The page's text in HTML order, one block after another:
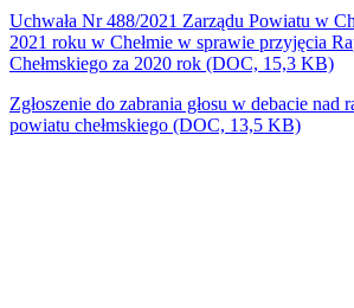
powiatu chełmskiego (DOC, 13,5 KB)